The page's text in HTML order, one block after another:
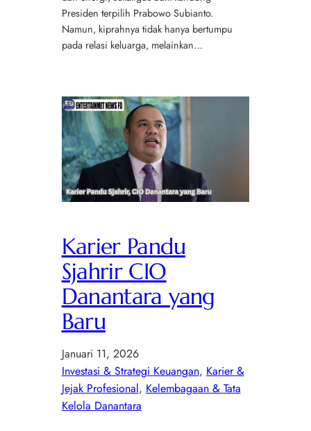
Presiden terpilih Prabowo Subianto.
Namun, kiprahnya tidak hanya bertumpu
pada relasi keluarga, melainkan…
Karier Pandu
Sjahrir CIO
Danantara yang
Baru
Januari 11, 2026
Investasi & Strategi Keuangan, Karier &
Jejak Profesional, Kelembagaan & Tata
Kelola Danantara